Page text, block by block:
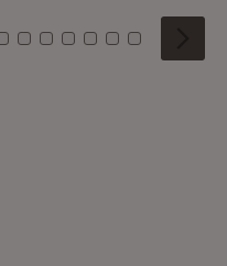
4 5 6
Kachel: 7
Zu Kachel: 8
Zu Kachel: 9
Zu Kachel: 10
Zu Kachel: 11
Zu Kachel: 12
Zu Kachel:
Zu